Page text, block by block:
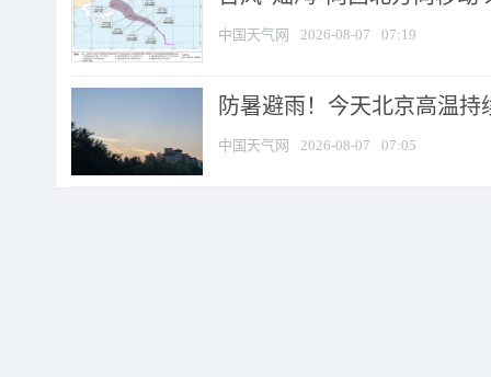
中国天气网 2026-08-07 07:19
防暑避雨！今天北京高温
中国天气网 2026-08-07 07:05